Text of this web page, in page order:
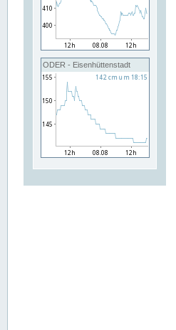
ODER - Eisenhüttenstadt